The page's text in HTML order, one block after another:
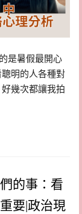
是暑假最開心
明的人各種對
幾次都讓我拍
的事：看
要|政治現